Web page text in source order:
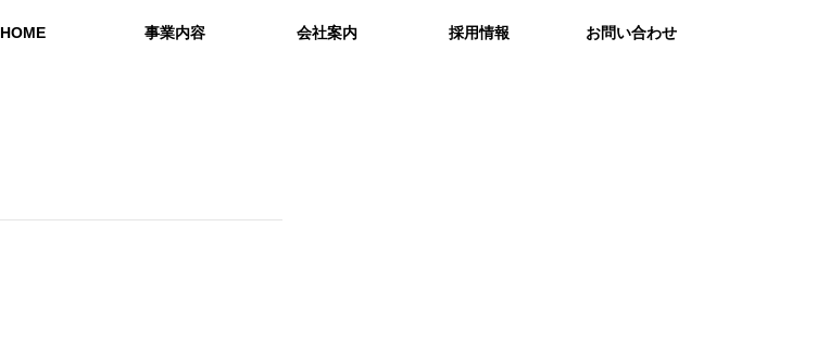
HOME 事業内容 会社案内 採用情報 お問い合わせ